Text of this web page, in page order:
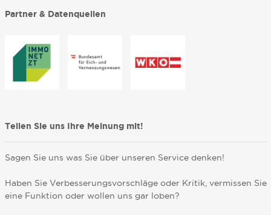
Partner & Datenquellen
Teilen Sie uns Ihre Meinung mit!
Sagen Sie uns was Sie über unseren Service denken!
Haben Sie Verbesserungsvorschläge oder Kritik, vermissen Sie
eine Funktion oder wollen uns gar loben?